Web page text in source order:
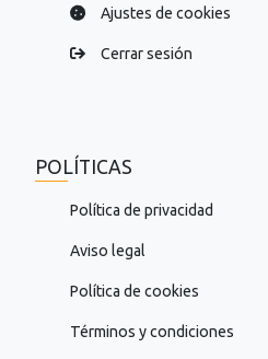
Ajustes de cookies
Cerrar sesión
POLÍTICAS
Política de privacidad
Aviso legal
Política de cookies
Términos y condiciones